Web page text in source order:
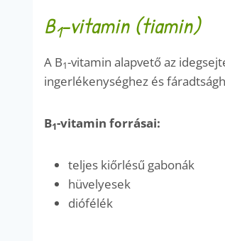
B1-vitamin (tiamin)
A B1-vitamin alapvető az
ingerlékenységhez és
B1-vitamin forrásai:
teljes kiőrlésű gabonák
hüvelyesek
diófélék